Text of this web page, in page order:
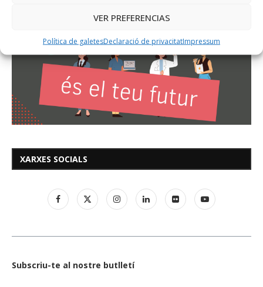
VER PREFERENCIAS
Política de galetesDeclaració de privacitatImpressum
XARXES SOCIALS
Subscriu-te al nostre butlletí